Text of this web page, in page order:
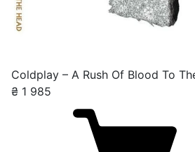
Coldplay – A Rush Of Blood To
₴ 1 985